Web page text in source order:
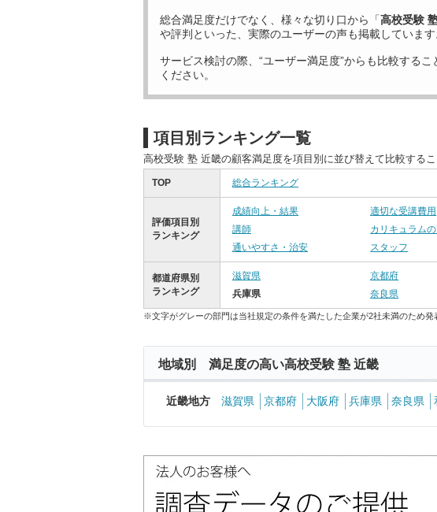
総合満足度だけでなく、様々な切り口から「高校受験
や評判といった、実際のユーザーの声も掲載しています
サービス検討の際、“ユーザー満足度”からも比較するこ
ください。
項目別ランキング一覧
高校受験 塾 近畿の顧客満足度を項目別に並び替えて比較するこ
TOP 総合ランキング
評価項目別
ランキング
成績向上・結果 適切な受講費用
講師
カリキュラム
通いやすさ・治安
スタッフ
都道府県別
ランキング
滋賀県 京都府
兵庫県
奈良県
※文字がグレーの部門は当社規定の条件を満たした企業が2社未満のため発
地域別 満足度の高い高校受験 塾 近畿
近畿地方 滋賀県 京都府 大阪府 兵庫県 奈良県